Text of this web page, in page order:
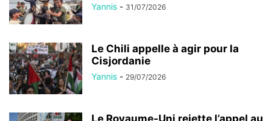
Yannis - 31/07/2026
Le Chili appelle à agir pour la
Cisjordanie
Yannis - 29/07/2026
Le Royaume-Uni rejette l’appel au